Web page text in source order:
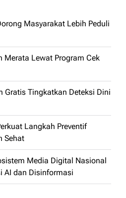
Masyarakat Lebih Peduli
Merata Lewat Program Cek
Gratis Tingkatkan Deteksi Dini
Langkah Preventif
Sehat
Media Digital Nasional
AI dan Disinformasi